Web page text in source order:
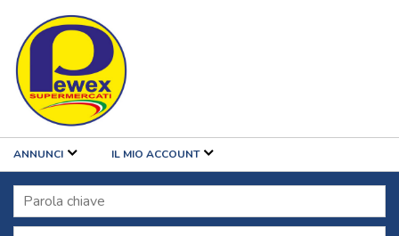
ANNUNCI IL MIO ACCOUNT